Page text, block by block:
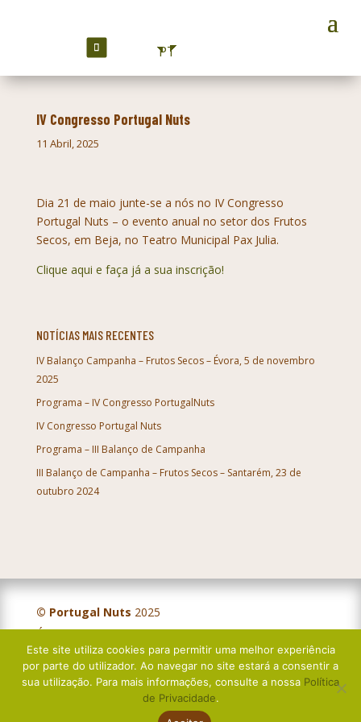
PT
IV Congresso Portugal Nuts
11 Abril, 2025
Dia 21 de maio junte-se a nós no IV Congresso
Portugal Nuts – o evento anual no setor dos Frutos
Secos, em Beja, no Teatro Municipal Pax Julia.
Clique aqui e faça já a sua inscrição!
NOTÍCIAS MAIS RECENTES
IV Balanço Campanha – Frutos Secos – Évora, 5 de novembro
2025
Programa – IV Congresso PortugalNuts
IV Congresso Portugal Nuts
Programa – III Balanço de Campanha
III Balanço de Campanha – Frutos Secos – Santarém, 23 de
outubro 2024
© Portugal Nuts 2025
Última atualização:
Nov 17, 2025
Política de Privacidade
Livro de Reclamações
Este site utiliza cookies para permitir uma melhor experiência
por parte do utilizador. Ao navegar no site estará a consentir a
sua utilização. Para mais informações, consulte a nossa Política
de Privacidade.